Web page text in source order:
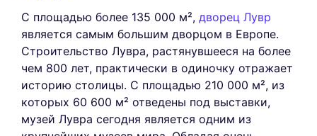
С площадью более 135 000 м², дворец Лувр
является самым большим дворцом в Европе.
Строительство Лувра, растянувшееся на более
чем 800 лет, практически в одиночку отражает
историю столицы. С площадью 210 000 м², из
которых 60 600 м² отведены под выставки,
музей Лувра сегодня является одним из